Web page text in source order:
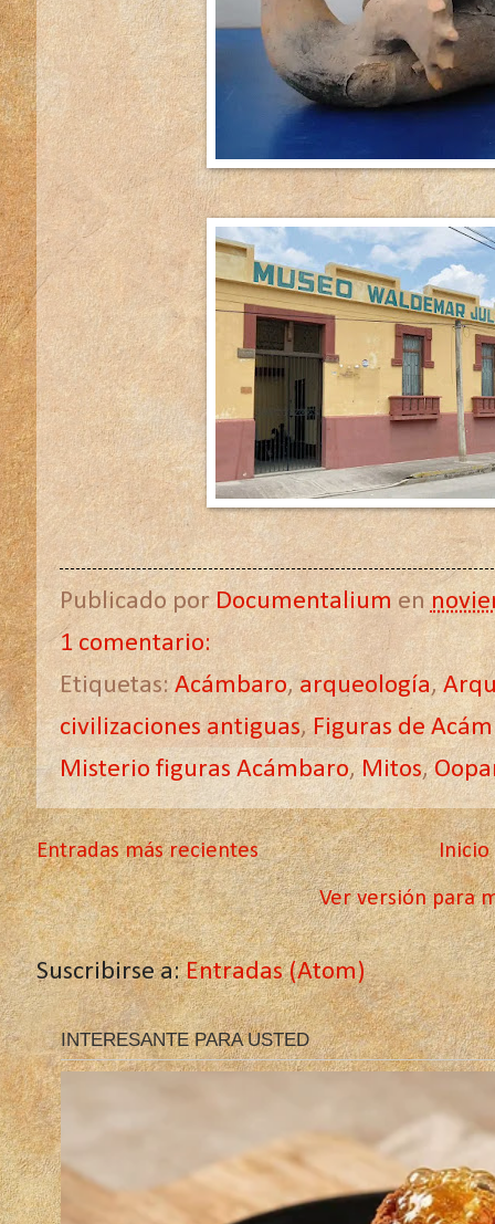
Publicado porDocumentaliumen
1 comentario:
Etiquetas:Acámbaro,arqueología,
civilizaciones antiguas,Figuras de
Misterio figuras Acámbaro,Mitos,
Entradas más recientes Inicio
Ver versión para
Suscribirse a:Entradas (Atom)